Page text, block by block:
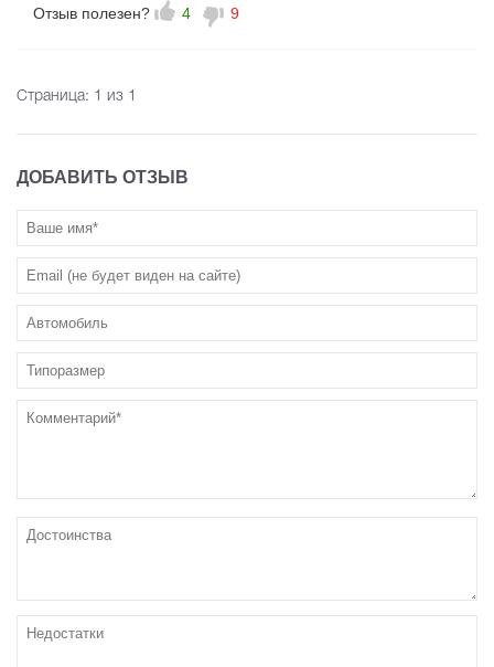
Отзыв полезен? 4 9
Страница: 1 из 1
ДОБАВИТЬ ОТЗЫВ